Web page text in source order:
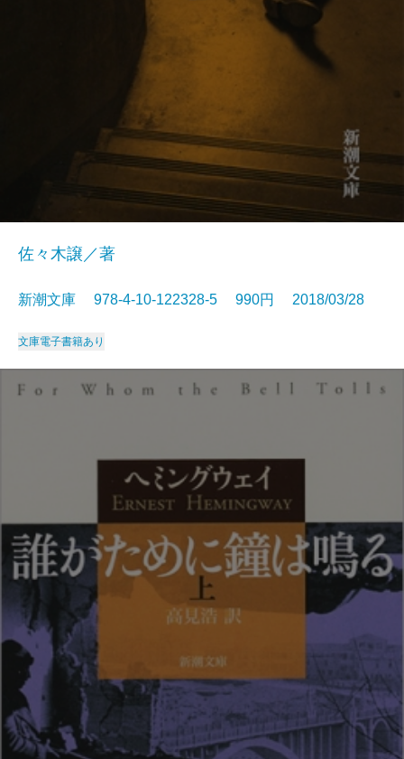
佐々木譲／著
新潮文庫 978-4-10-122328-5 990円 2018/03/28
文庫電子書籍あり